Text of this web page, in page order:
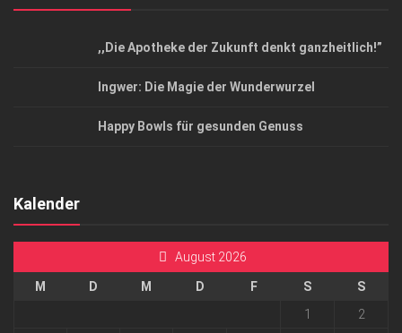
,,Die Apotheke der Zukunft denkt ganzheitlich!”
Ingwer: Die Magie der Wunderwurzel
Happy Bowls für gesunden Genuss
Kalender
August 2026
M D M D F S
S
1
2